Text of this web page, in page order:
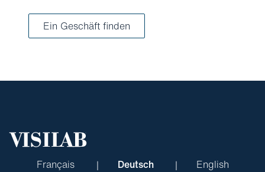
Ein Geschäft finden
Français Deutsch English